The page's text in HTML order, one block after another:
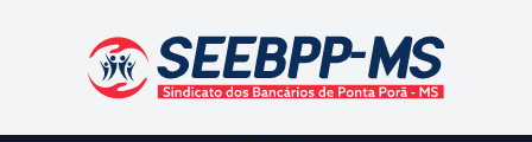
SEEBPPMS - Sindicato dos Bancários de Ponta